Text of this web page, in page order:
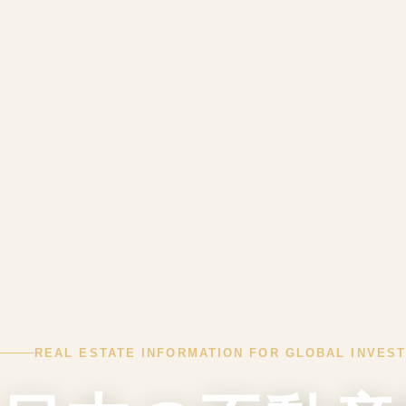
REAL ESTATE INFORMATION FOR GLOBAL